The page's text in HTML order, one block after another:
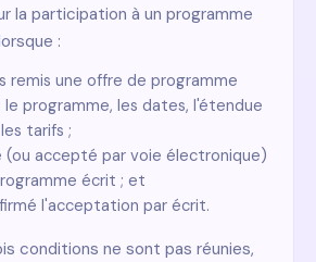
la participation à un programme
:
remis une offre de programme
programme, les dates, l'étendue
tarifs ;
(ou accepté par voie électronique)
écrit ; et
l'acceptation par écrit.
conditions ne sont pas réunies,